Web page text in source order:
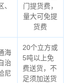
门提货费，
量大可免提
货费
海
治
尼
20个立方或
5吨以上免
费送货，不
足须加送货